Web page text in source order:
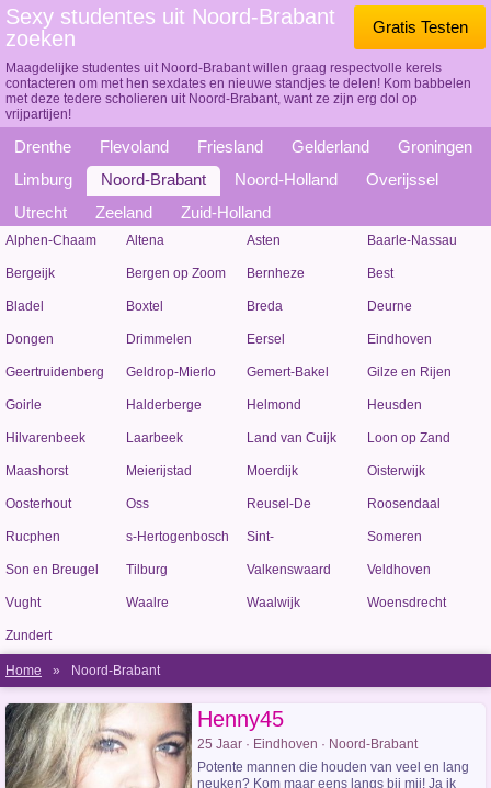
Gratis Testen
Sexy studentes uit Noord-Brabant
zoeken
Maagdelijke studentes uit Noord-Brabant willen graag respectvolle kerels
contacteren om met hen sexdates en nieuwe standjes te delen! Kom babbelen
met deze tedere scholieren uit Noord-Brabant, want ze zijn erg dol op
vrijpartijen!
Drenthe Flevoland Friesland Gelderland
Groningen
Limburg
Noord-Brabant Noord-Holland
Overijssel
Utrecht
Zeeland Zuid-Holland
Alphen-Chaam Altena Asten Baarle-Nassau
Bergeijk Bergen op Zoom Bernheze Best
Bladel Boxtel Breda Deurne
Dongen Drimmelen Eersel Eindhoven
Geertruidenberg Geldrop-Mierlo Gemert-Bakel Gilze en Rijen
Goirle Halderberge Helmond Heusden
Hilvarenbeek Laarbeek Land van Cuijk Loon op Zand
Maashorst Meierijstad Moerdijk Oisterwijk
Oosterhout Oss
Reusel-De
Mierden
Roosendaal
Rucphen s-Hertogenbosch
Sint-
Michielsgestel
Someren
Son en Breugel Tilburg Valkenswaard Veldhoven
Vught Waalre Waalwijk Woensdrecht
Zundert
Home » Noord-Brabant
Henny45
25 Jaar · Eindhoven · Noord-Brabant
Potente mannen die houden van veel en lang
neuken? Kom maar eens langs bij mij! Ja ik